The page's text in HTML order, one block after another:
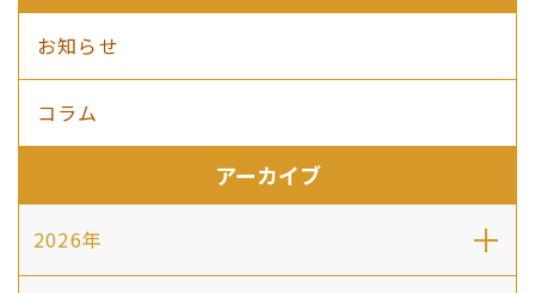
お知らせ
コラム
アーカイブ
2026年